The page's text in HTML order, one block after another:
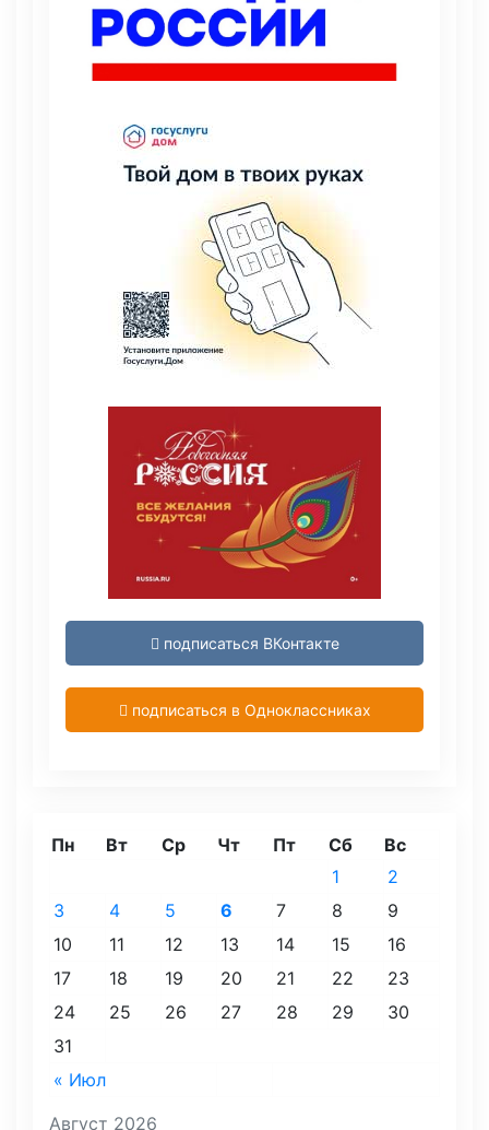
подписаться ВКонтакте
подписаться в Одноклассниках
Август 2026
Пн Вт Ср Чт Пт Сб Вс
« Июл
1
2
3
4 5 6 7 8
9
10
11 12 13 14 15
16
17
18 19 20 21 22
23
24
25 26 27 28 29
30
31